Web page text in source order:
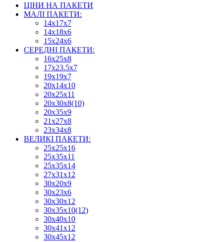
ЦІНИ НА ПАКЕТИ
МАЛІ ПАКЕТИ:
14х17х7
14х18х6
15х24х6
СЕРЕДНІ ПАКЕТИ:
16х25х8
17х23.5х7
19х19х7
20х14х10
20х25х11
20х30х8(10)
20х35х9
21х27х8
23х34х8
ВЕЛИКІ ПАКЕТИ:
25х25х16
25х35х11
25х35х14
27х31х12
30х20х9
30х23х6
30х30х12
30х35х10(12)
30х40х10
30х41х12
30х45х12